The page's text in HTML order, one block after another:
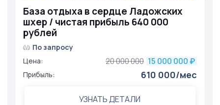
База отдыха в сердце Ладожских
шхер / чистая прибыль 640 000
рублей
По запросу
Цена:
15 000 000 ₽
20 000 000
Прибыль: 610 000/мес
УЗНАТЬ ДЕТАЛИ